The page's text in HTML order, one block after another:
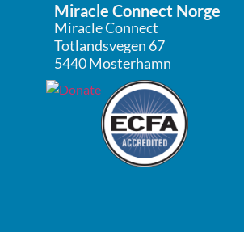
Miracle Connect Norge
Miracle Connect
Totlandsvegen 67
5440 Mosterhamn